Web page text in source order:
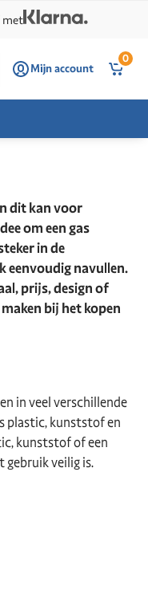
met
Mijn account
0
dit kan voor
om een gas
in de
eenvoudig navullen.
prijs, design of
bij het kopen
en in veel verschillende
plastic, kunststof en
kunststof of een
gebruik veilig is.